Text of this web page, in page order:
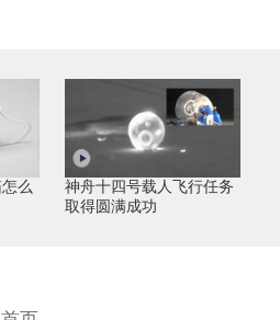
么
神舟十四号载人飞行任务
取得圆满成功